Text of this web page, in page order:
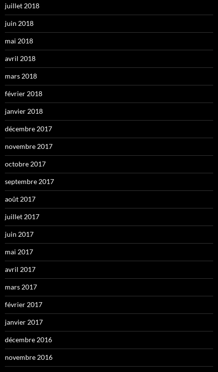
juillet 2018
juin 2018
mai 2018
avril 2018
mars 2018
février 2018
janvier 2018
décembre 2017
novembre 2017
octobre 2017
septembre 2017
août 2017
juillet 2017
juin 2017
mai 2017
avril 2017
mars 2017
février 2017
janvier 2017
décembre 2016
novembre 2016